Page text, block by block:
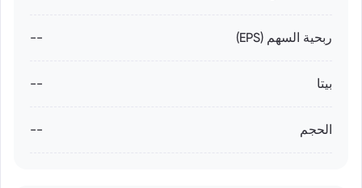
ربحية السهم (EPS) --
بيتا --
الحجم --